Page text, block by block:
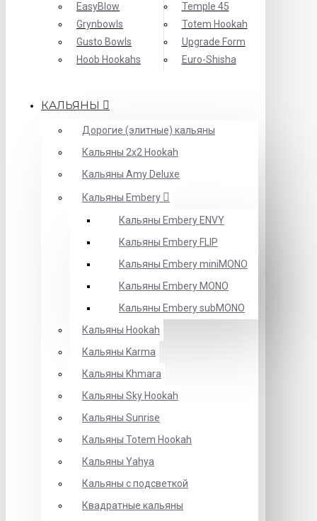
EasyBlow
Grynbowls
Gusto Bowls
Hoob Hookahs
Temple 45
Totem Hookah
Upgrade Form
Еuro-Shisha
КАЛЬЯНЫ
Дорогие (элитные) кальяны
Кальяны 2х2 Hookah
Кальяны Amy Deluxe
Кальяны Embery
Кальяны Embery ENVY
Кальяны Embery FLIP
Кальяны Embery miniMONO
Кальяны Embery MONO
Кальяны Embery subMONO
Кальяны Hookah
Кальяны Karma
Кальяны Khmara
Кальяны Sky Hookah
Кальяны Sunrise
Кальяны Totem Hookah
Кальяны Yahya
Кальяны с подсветкой
Квадратные кальяны